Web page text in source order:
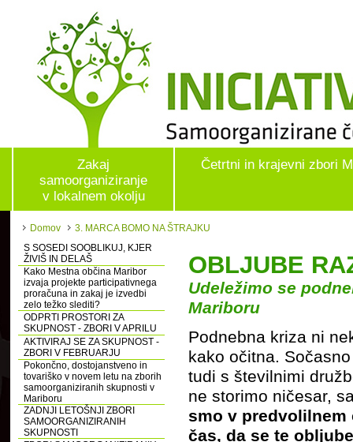
Zakaj
samoorganiziranje
v lokalnem okolju
Četrtni in krajevni zbori
Domov
3. MARCA BOMO NA ŠTRAJKU
S SOSEDI SOOBLIKUJ, KJER
ŽIVIŠ IN DELAŠ
Kako Mestna občina Maribor
izvaja projekte participativnega
proračuna in zakaj je izvedbi
zelo težko slediti?
ODPRTI PROSTORI ZA
SKUPNOST - ZBORI V APRILU
AKTIVIRAJ SE ZA SKUPNOST -
ZBORI V FEBRUARJU
Pokončno, dostojanstveno in
tovariško v novem letu na zborih
samoorganiziranih skupnosti v
Mariboru
ZADNJI LETOŠNJI ZBORI
SAMOORGANIZIRANIH
SKUPNOSTI
OBLJUBE
Udeležimo se
Mariboru
Podnebna kriza ni
kako očitna.
tudi s številnimi
ne storimo ničesar,
smo v
čas, da se te